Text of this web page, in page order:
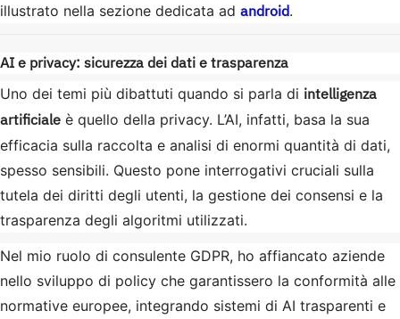
illustrato nella sezione dedicata ad android.
AI e privacy: sicurezza dei dati e trasparenza
Uno dei temi più dibattuti quando si parla di intelligenza
artificiale è quello della privacy. L’AI, infatti, basa la sua
efficacia sulla raccolta e analisi di enormi quantità di dati,
spesso sensibili. Questo pone interrogativi cruciali sulla
tutela dei diritti degli utenti, la gestione dei consensi e la
trasparenza degli algoritmi utilizzati.
Nel mio ruolo di consulente GDPR, ho affiancato aziende
nello sviluppo di policy che garantissero la conformità alle
normative europee, integrando sistemi di AI trasparenti e